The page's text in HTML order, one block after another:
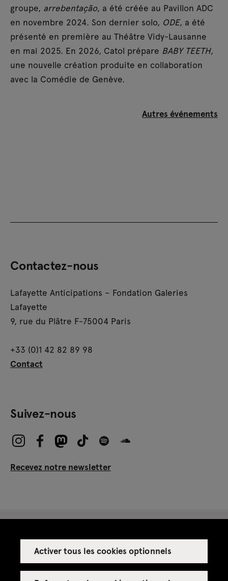
Activer tous les cookies optionnels
groupe, arrebentação, a été créée au Pavillon ADC
en novembre 2024. Son dernier solo, ODE, a été
présenté en première au Théâtre Vidy-Lausanne
en mai 2025. En 2026, Catol prépare BABY TEETH,
une nouvelle création produite en collaboration
avec la Comédie de Genève.
Autres événements
Contactez-nous
Lafayette Anticipations – Fondation Galeries
Lafayette
9, rue du Plâtre F-75004 Paris
+33 (0)1 42 82 89 98
Contact
Suivez-nous
Recevez notre newsletter
Espace presse
Espace enseignant·es